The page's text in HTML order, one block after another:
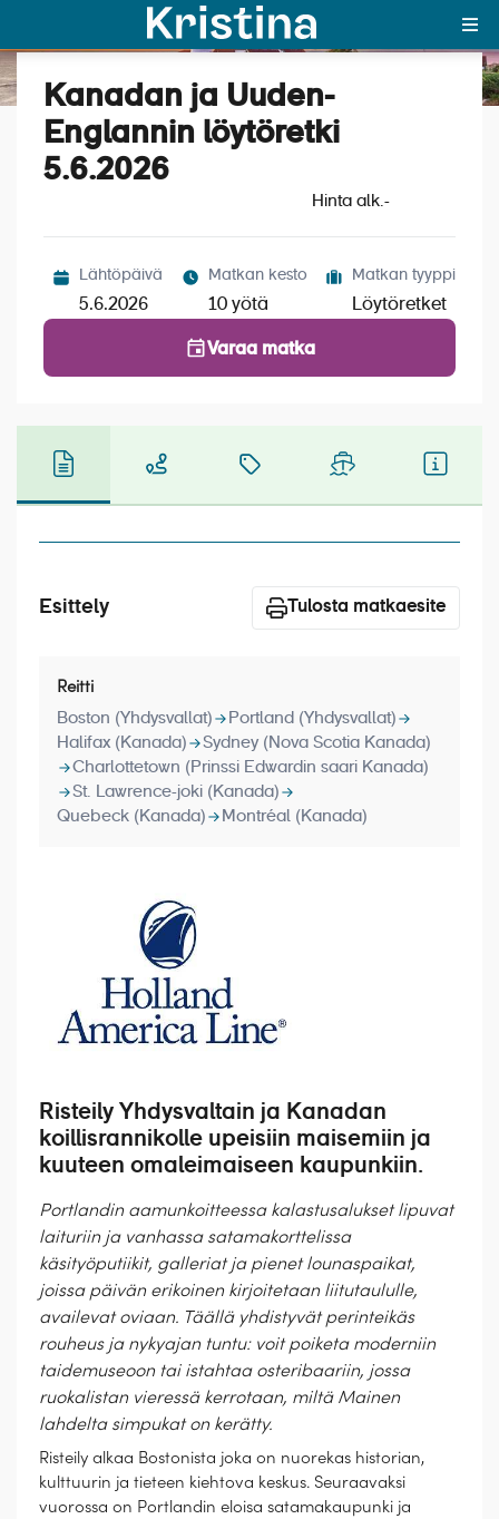
MAJAKKA-portaali
Suosikit
OTA YHTEYTTÄ
Matkakalenteri
Laivat
Meistä
Katso kuvat (6)
Kanadan ja Uuden-
Englannin löytöretki
5.6.2026
Hinta alk.-
Lähtöpäivä
5.6.2026
Matkan kesto
10 yötä
Matkan tyyppi
Löytöretket
Varaa matka
Esittely Tulosta matkaesite
Reitti
Boston (Yhdysvallat)
Portland (Yhdysvallat)
Halifax (Kanada)
Sydney (Nova Scotia Kanada)
Charlottetown (Prinssi Edwardin saari Kanada)
St. Lawrence-joki (Kanada)
Quebeck (Kanada)
Montréal (Kanada)
Risteily Yhdysvaltain ja Kanadan
koillisrannikolle upeisiin maisemiin ja
kuuteen omaleimaiseen kaupunkiin.
Portlandin aamunkoitteessa kalastusalukset lipuvat
laituriin ja vanhassa satamakorttelissa
käsityöputiikit, galleriat ja pienet lounaspaikat,
joissa päivän erikoinen kirjoitetaan liitutaululle,
availevat oviaan. Täällä yhdistyvät perinteikäs
rouheus ja nykyajan tuntu: voit poiketa moderniin
taidemuseoon tai istahtaa osteribaariin, jossa
ruokalistan vieressä kerrotaan, miltä Mainen
lahdelta simpukat on kerätty.
Risteily alkaa Bostonista joka on nuorekas historian,
kulttuurin ja tieteen kiehtova keskus. Seuraavaksi
vuorossa on Portlandin eloisa satamakaupunki ja